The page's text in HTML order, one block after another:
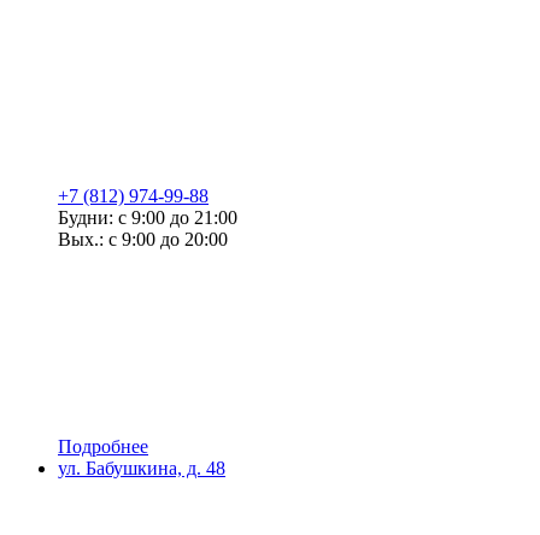
+7 (812) 974-99-88
Будни: с 9:00 до 21:00
Вых.: с 9:00 до 20:00
Подробнее
ул. Бабушкина, д. 48